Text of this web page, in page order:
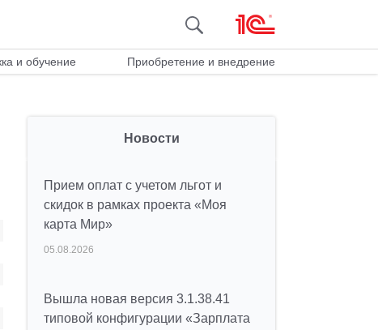
и обучение Приобретение и внедрение
Новости
Прием оплат с учетом льгот и
скидок в рамках проекта «Моя
карта Мир»
05.08.2026
Вышла новая версия 3.1.38.41
типовой конфигурации «Зарплата